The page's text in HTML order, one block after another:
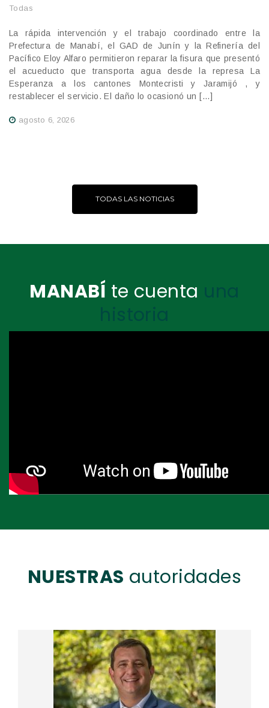
Todas
agosto 6, 2026
La rápida intervención y el trabajo coordinado entre la
Prefectura de Manabí, el GAD de Junín y la Refinería del
Pacífico Eloy Alfaro permitieron reparar la fisura que presentó
el acueducto que transporta agua desde la represa La
Esperanza a los cantones Montecristi y Jaramijó , y
restablecer el servicio. El daño lo ocasionó un […]
TODAS LAS NOTICIAS
MANABÍ te cuenta una
historia
NUESTRAS autoridades